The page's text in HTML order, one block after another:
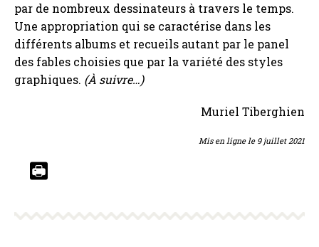
par de nombreux dessinateurs à travers le temps.
Une appropriation qui se caractérise dans les
différents albums et recueils autant par le panel
des fables choisies que par la variété des styles
graphiques. (À suivre…)
Muriel Tiberghien
Mis en ligne le 9 juillet 2021